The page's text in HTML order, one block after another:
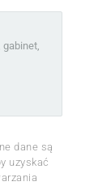
dane są
uzyskać